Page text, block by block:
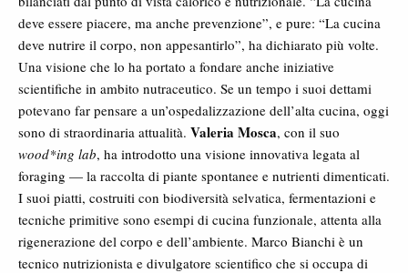
deve essere piacere, ma anche prevenzione”, e pure: “La cucina
deve nutrire il corpo, non appesantirlo”, ha dichiarato più volte.
Una visione che lo ha portato a fondare anche iniziative
scientifiche in ambito nutraceutico. Se un tempo i suoi dettami
potevano far pensare a un’ospedalizzazione dell’alta cucina, oggi
sono di straordinaria attualità. Valeria Mosca, con il suo
wood*ing lab, ha introdotto una visione innovativa legata al
foraging — la raccolta di piante spontanee e nutrienti dimenticati.
I suoi piatti, costruiti con biodiversità selvatica, fermentazioni e
tecniche primitive sono esempi di cucina funzionale, attenta alla
rigenerazione del corpo e dell’ambiente. Marco Bianchi è un
tecnico nutrizionista e divulgatore scientifico che si occupa di